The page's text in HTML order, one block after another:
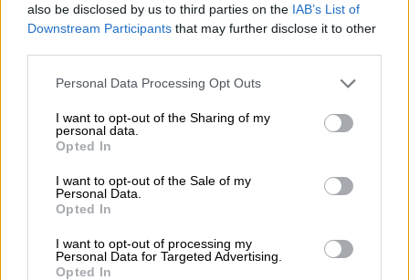
also be disclosed by us to third parties on the IAB’s List of
Downstream Participants that may further disclose it to other
Please note that this website/app uses one or more Google
not limited to your visit or usage behaviour. You may click to
grant or deny consent to Google and its third-party tags to
use your data for below specified purposes in below Google
consent section.
Personal Data Processing Opt Outs
I want to opt-out of the Sharing of my
personal data.
Opted In
I want to opt-out of the Sale of my
Personal Data.
Opted In
I want to opt-out of processing my
Personal Data for Targeted Advertising.
Opted In
Ωστόσο, δεν εξηγεί με λεπτομέρειες τανέα
κριτήρια βάσει των οποίων θα επιτρέπεται ή
όχι η μετανάστευση εργαζομένων. Ο
Βρετανός πρωθυπουργός Μπόρις Τζόνσον
έχει ήδη παρουσιάσει το προσχέδιο ενός
συστήματος με βαθμούς, το οποίο θα ευνοεί
τους υποψήφιους που ασκούν κάποιο
ιδιαίτερα εξειδικευμένο επάγγελμα.
Η μετανάστευση από τις πιο φτωχές χώρες
της Ε.Ε. ήταν ένα από τα σημαντικότερα
ζητήματα της εκστρατείας για το